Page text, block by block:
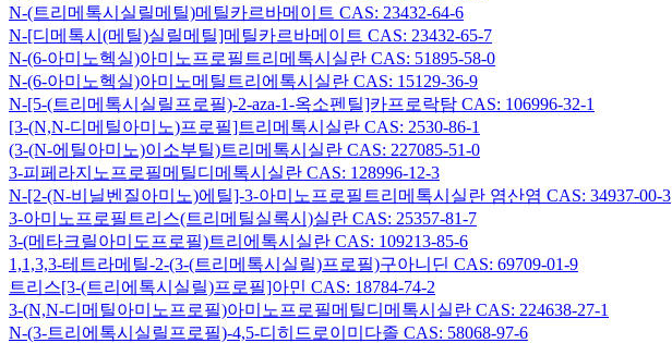
N-(트리메톡시실릴메틸)메틸카르바메이트 CAS: 23432-64-6
N-[디메톡시(메틸)실릴메틸]메틸카르바메이트 CAS: 23432-65-7
N-(6-아미노헥실)아미노프로필트리메톡시실란 CAS: 51895-58-0
N-(6-아미노헥실)아미노메틸트리에톡시실란 CAS: 15129-36-9
N-[5-(트리메톡시실릴프로필)-2-aza-1-옥소펜틸]카프로락탐 CAS: 106996-32-1
[3-(N,N-디메틸아미노)프로필]트리메톡시실란 CAS: 2530-86-1
(3-(N-에틸아미노)이소부틸)트리메톡시실란 CAS: 227085-51-0
3-피페라지노프로필메틸디메톡시실란 CAS: 128996-12-3
N-[2-(N-비닐벤질아미노)에틸]-3-아미노프로필트리메톡시실란 염산염 CAS: 34937-00-3
3-아미노프로필트리스(트리메틸실록시)실란 CAS: 25357-81-7
3-(메타크릴아미도프로필)트리에톡시실란 CAS: 109213-85-6
1,1,3,3-테트라메틸-2-(3-(트리메톡시실릴)프로필)구아니딘 CAS: 69709-01-9
트리스[3-(트리에톡시실릴)프로필]아민 CAS: 18784-74-2
3-(N,N-디메틸아미노프로필)아미노프로필메틸디메톡시실란 CAS: 224638-27-1
N-(3-트리에톡시실릴프로필)-4,5-디히드로이미다졸 CAS: 58068-97-6